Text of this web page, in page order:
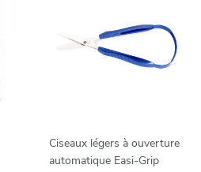
Ciseaux légers à ouverture
automatique Easi-Grip